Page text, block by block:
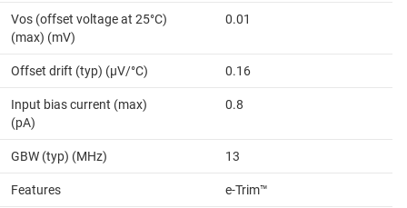
Vos (offset voltage at 25°C)
(max) (mV)
0.01
Offset drift (typ) (µV/°C) 0.16
Input bias current (max)
(pA)
0.8
GBW (typ) (MHz) 13
Features e-Trim™